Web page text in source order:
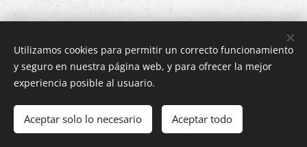
Imágenes proporcionadas porPexels
Cookies
Utilizamos cookies para permitir un correcto funcionamiento
y seguro en nuestra página web, y para ofrecer la mejor
experiencia posible al usuario.
Aceptar solo lo necesario Aceptar todo